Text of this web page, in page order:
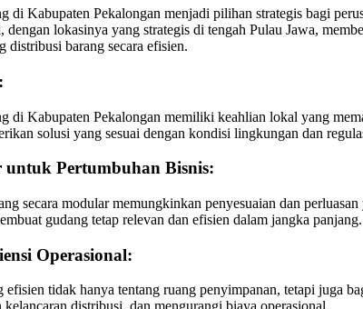
di Kabupaten Pekalongan menjadi pilihan strategis bagi
dengan lokasinya yang strategis di tengah Pulau Jawa,
distribusi barang secara efisien.
di Kabupaten Pekalongan memiliki keahlian lokal yang
solusi yang sesuai dengan kondisi lingkungan dan
untuk Pertumbuhan Bisnis:
secara modular memungkinkan penyesuaian dan
gudang tetap relevan dan efisien dalam jangka panjang.
Operasional:
efisien tidak hanya tentang ruang penyimpanan, tetapi juga